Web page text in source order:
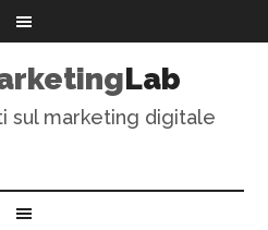
Lab
sul marketing digitale